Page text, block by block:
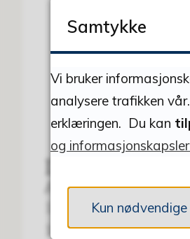
Dager
August
12.08.2026
19.08.2026
Samtykke
Vi bruker
analysere trafikken
erklæringen. Du kan
og
Kun nødvendige